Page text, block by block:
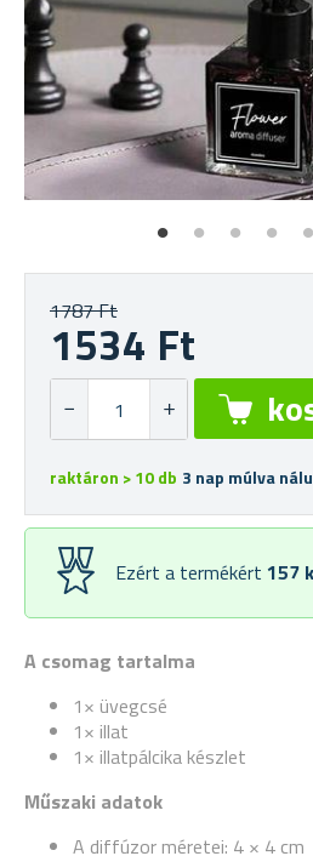
A csomag tartalma
1× üvegcsé
1× illat
1× illatpálcika készlet
Műszaki adatok
A diffúzor méretei: 4 × 4 cm
1787 Ft
1534 Ft
raktáron > 10 db 3 nap múlva
Ezért a termékért 157